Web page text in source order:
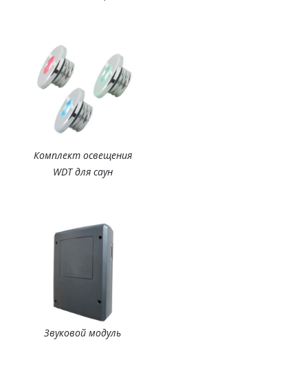
Комплект освещения
WDT для саун
Звуковой модуль